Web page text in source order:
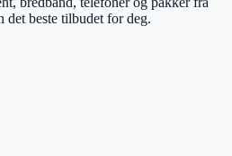
det beste tilbudet for deg.